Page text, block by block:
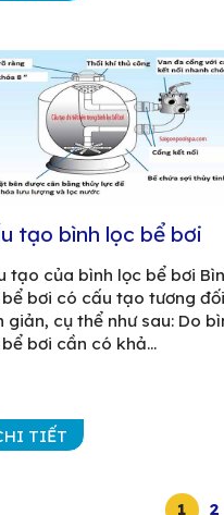
tạo bình lọc bể bơi
tạo của bình lọc bể bơi
bơi có cấu tạo tương đối
giản, cụ thể như sau: Do
bơi cần có khả...
TIẾT
1 2